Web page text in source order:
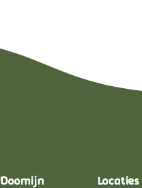
Doomijn Locaties